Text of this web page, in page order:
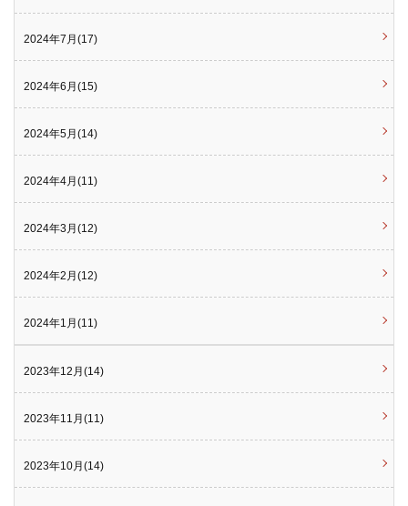
2024年7月(17)
2024年6月(15)
2024年5月(14)
2024年4月(11)
2024年3月(12)
2024年2月(12)
2024年1月(11)
2023年12月(14)
2023年11月(11)
2023年10月(14)